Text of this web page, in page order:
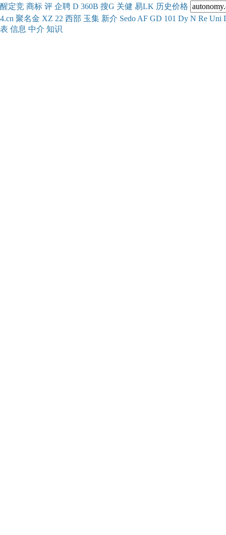
醒定竞 商标 评 企聘 D 360B 搜G 关健 易LK 历史价格
4.cn 聚名金 XZ 22 西部 玉集 新介 Sedo AF GD 101 Dy N Re Uni
表 信息 中介 知识